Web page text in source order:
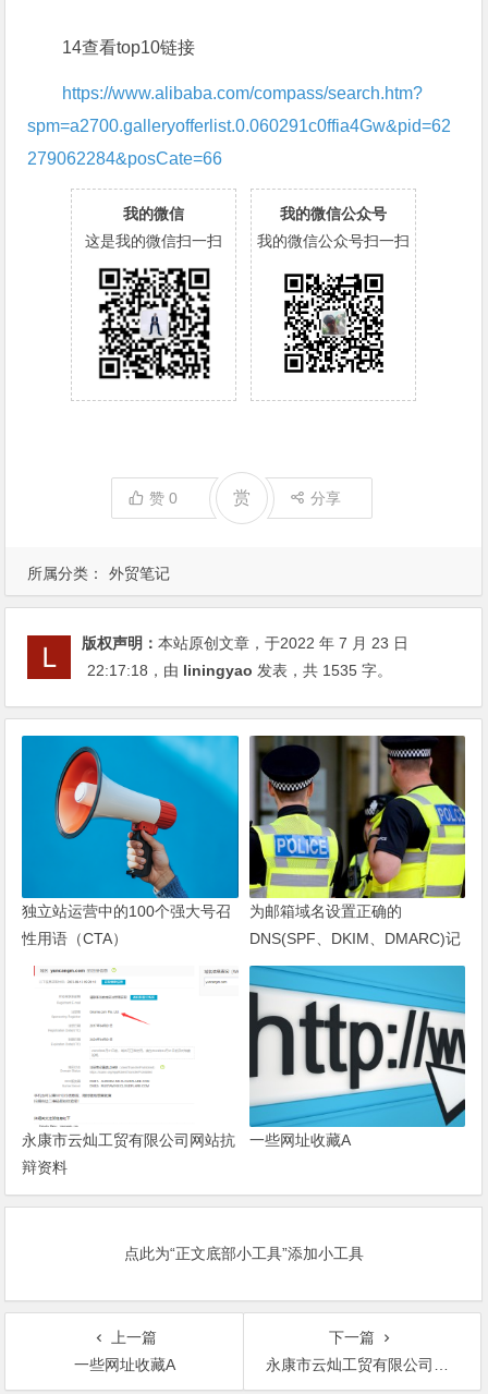
所属分类： 外贸笔记
14查看top10链接
https://www.alibaba.com/compass/search.htm?
spm=a2700.galleryofferlist.0.060291c0ffia4Gw&pid=62
279062284&posCate=66
我的微信
这是我的微信扫一扫
我的微信公众号
我的微信公众号扫一扫
赞0 赏 分享
版权声明：本站原创文章，于2022 年 7 月 23 日
22:17:18 ，由 liningyao 发表，共 1535 字。
独立站运营中的100个强大号召
性用语（CTA）
为邮箱域名设置正确的
DNS(SPF、DKIM、DMARC)记
录
永康市云灿工贸有限公司网站抗
辩资料
一些网址收藏A
点此为“正文底部小工具”添加小工具
上一篇
一些网址收藏A
下一篇
永康市云灿工贸有限公司网站抗辩资料